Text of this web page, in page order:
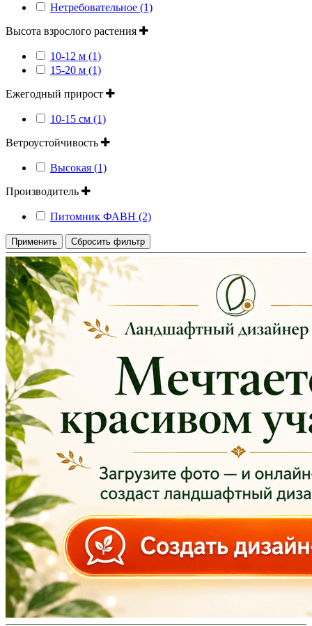
Нетребовательное (1)
Высота взрослого растения
10-12 м (1)
15-20 м (1)
Ежегодный прирост
10-15 см (1)
Ветроустойчивость
Высокая (1)
Производитель
Питомник ФАВН (2)
Применить Сбросить фильтр